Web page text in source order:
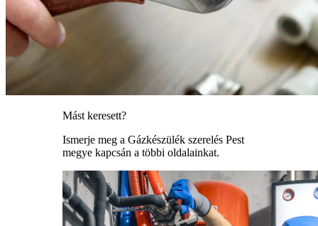
Mást keresett?
Ismerje meg a Gázkészülék szerelés Pest
megye kapcsán a többi oldalainkat.